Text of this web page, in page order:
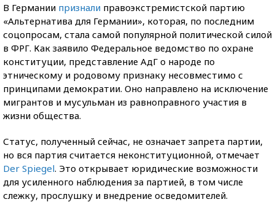
В Германии признали правоэкстремистской партию
«Альтернатива для Германии», которая, по последним
соцопросам, стала самой популярной политической силой
в ФРГ. Как заявило Федеральное ведомство по охране
конституции, представление АдГ о народе по
этническому и родовому признаку несовместимо с
принципами демократии. Оно направлено на исключение
мигрантов и мусульман из равноправного участия в
жизни общества.
Статус, полученный сейчас, не означает запрета партии,
но вся партия считается неконституционной, отмечает
Der Spiegel. Это открывает юридические возможности
для усиленного наблюдения за партией, в том числе
слежку, прослушку и внедрение осведомителей.